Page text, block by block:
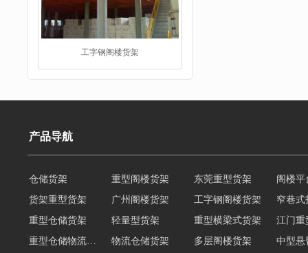
工字钢阁楼货架
重型仓储货架
产品导航
仓储货架 重型阁楼货架 东莞重型货架
阁楼平
货架重型货架
广州阁楼货架 工字钢阁楼货架
窄巷式
重型仓储货架
轻量型货架 重型横梁式货架
江门重
重型仓储物流货架
物流仓储货架 多层阁楼货架 中型悬